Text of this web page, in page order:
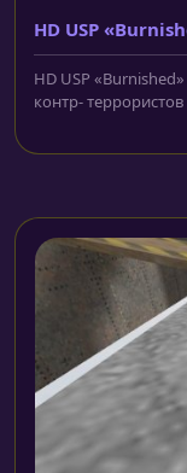
HD USP
HD USP
контр- террористов